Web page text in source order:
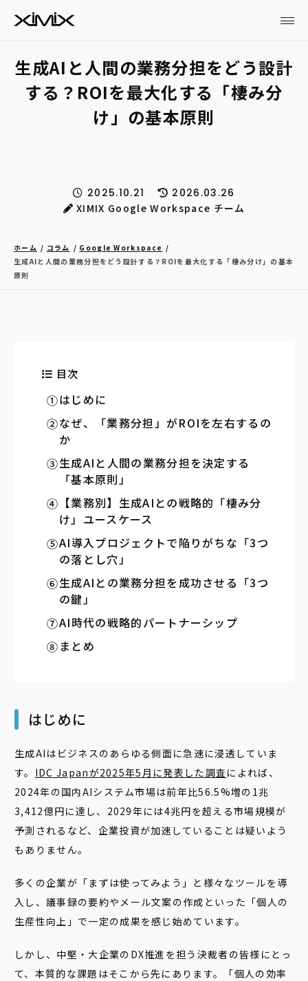
生成AIと人間の業務分担をどう設計
する？ROIを最大化する「棲み分
け」の基本原則
2025.10.21
2026.03.26
XIMIX Google Workspace チーム
ホーム コラム
Google Workspace
生成AIと人間の業務分担をどう設計する？ROIを最大化する「棲み分け」の基本
原則
目次
はじめに
なぜ、「業務分担」がROIを左右するの
か
生成AIと人間の業務分担を決定する
「基本原則」
【業務別】生成AIとの戦略的「棲み分
け」ユースケース
AI導入プロジェクトで陥りがちな「3つ
の落とし穴」
生成AIとの業務分担を成功させる「3つ
の鍵」
AI時代の戦略的パートナーシップ
まとめ
はじめに
生成AIはビジネスのあらゆる側面に急速に浸透していま
す。 IDC Japanが2025年5月に発表した調査 によれば、
2024年の国内AIシステム市場は前年比56.5%増の1兆
3,412億円に達し、2029年には4兆円を超える市場規模が
予測されるなど、企業投資が加速していることは疑いよう
もありません。
多くの企業が「まずは使ってみよう」と様々なツールを導
入し、議事録の要約やメール文案の作成といった「個人の
生産性向上」で一定の成果を感じ始めています。
しかし、中堅・大企業のDX推進を担う決裁者の皆様にとっ
て、本質的な課題はそこから先にあります。「個人の効率